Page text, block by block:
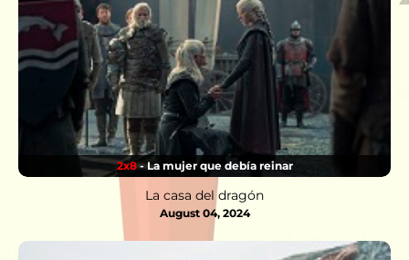
2x8- La mujer que debía reinar
La casa del dragón
August 04, 2024